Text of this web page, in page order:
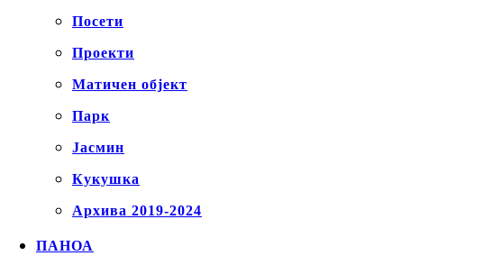
Посети
Проекти
Матичен објект
Парк
Јасмин
Кукушка
Архива 2019-2024
ПАНОА